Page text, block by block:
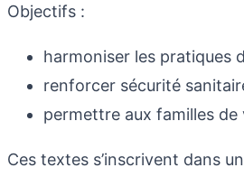
Objectifs :
harmoniser les pratiques
renforcer sécurité
permettre aux familles
Ces textes s’inscrivent dans